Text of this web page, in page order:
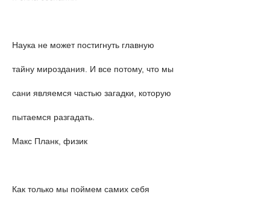
Наука не может постигнуть главную
тайну мироздания. И все потому, что мы
сани являемся частью загадки, которую
пытаемся разгадать.
Макс Планк, физик
Как только мы поймем самих себя